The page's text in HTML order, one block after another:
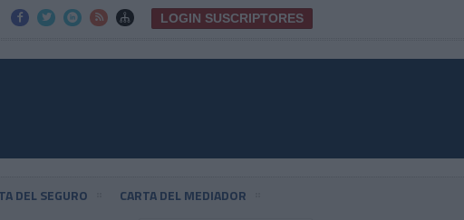
     LOGIN SUSCRIPTORES
DEL SEGURO CARTA DEL MEDIADOR